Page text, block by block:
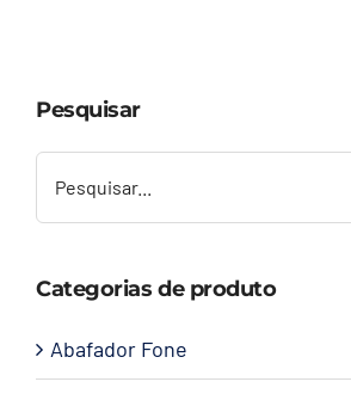
Pesquisar
Categorias de produto
Abafador Fone